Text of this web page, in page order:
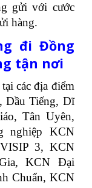
gửi với cước
hàng.
đi Đồng
tận nơi
các địa điểm
Dầu Tiếng, Dĩ
Tân Uyên,
nghiệp KCN
3, KCN
KCN Đại
Chuẩn, KCN